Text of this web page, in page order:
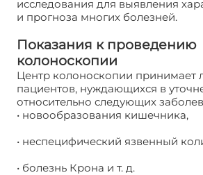
исследования для выявления
и прогноза многих болезней.
Показания к проведению
колоноскопии
Центр колоноскопии принимает
пациентов, нуждающихся в
относительно следующих
• новообразования кишечника,
• неспецифический язвенный
• болезнь Крона и т. д.